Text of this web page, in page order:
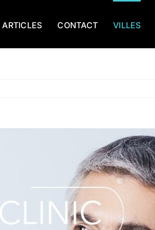
ARTICLES CONTACT VILLES